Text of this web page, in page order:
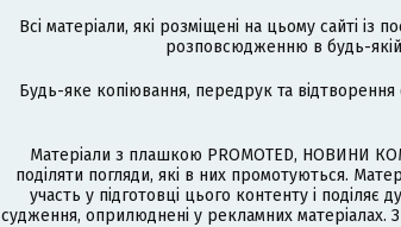
Всі матеріали, які розміщені на цьому сайті із
розповсюдженню в будь-
Будь-яке копіювання, передрук та
Матеріали з плашкою PROMOTED, НОВИНИ
поділяти погляди, які в них промотуються.
участь у підготовці цього контенту і поділяє
судження, оприлюднені у рекламних матеріалах.